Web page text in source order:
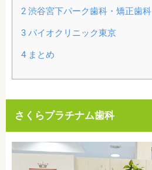
2渋谷宮下パーク歯科・矯正歯科
3バイオクリニック東京
4まとめ
さくらプラチナム歯科